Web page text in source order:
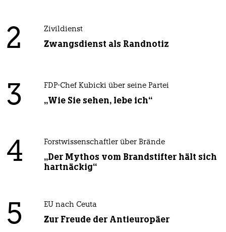
2 Zivildienst
Zwangsdienst als Randnotiz
3 FDP-Chef Kubicki über seine Partei
„Wie Sie sehen, lebe ich“
4 Forstwissenschaftler über Brände
„Der Mythos vom Brandstifter hält sich
hartnäckig“
5 EU nach Ceuta
Zur Freude der Antieuropäer